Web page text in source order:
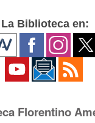
La Biblioteca en:
Florentino